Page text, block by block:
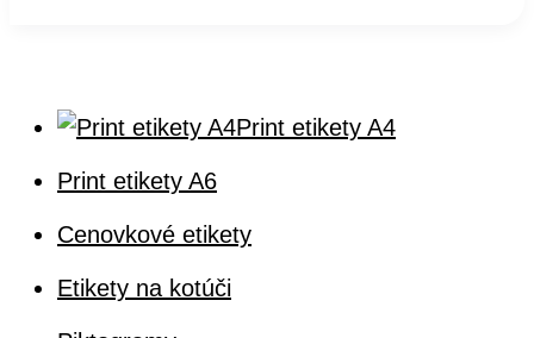
Print etikety A4
Print etikety A6
Cenovkové etikety
Etikety na kotúči